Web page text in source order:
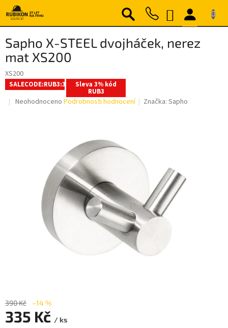
Přejít
na
obsah
NÁKUPNÍ
KOŠÍK
Sapho X-STEEL dvojháček, nerez
mat XS200
XS200
SALECODE:RUB3:3:% Sleva 3% kód
RUB3
Průměrné
Neohodnoceno Podrobnosti hodnocení Značka:Sapho
390 Kč –14 %
335 Kč / ks